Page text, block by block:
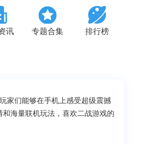
讯 专题合集 排行榜
家们能够在手机上感受超级震撼
海量联机玩法，喜欢二战游戏的